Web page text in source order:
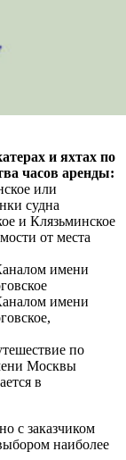
и яхтах по
часов аренды:
или
судна
и Клязьминское
от места
имени
имени
по
Москвы
в
с заказчиком
наиболее